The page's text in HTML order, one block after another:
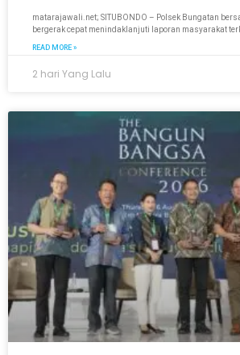
matarajawali.net; SITUBONDO – Polsek Bungatan
bergerak cepat menindaklanjuti laporan masyarakat
READ MORE »
2 hari Yang Lalu